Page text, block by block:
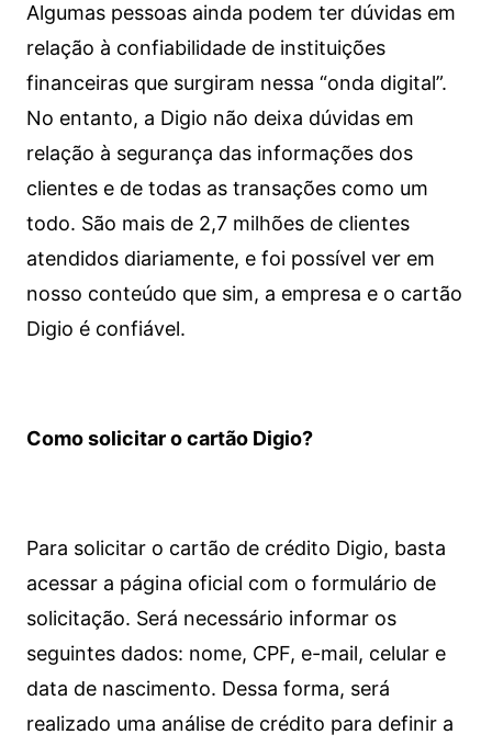
Algumas pessoas ainda podem ter dúvidas em
relação à confiabilidade de instituições
financeiras que surgiram nessa “onda digital”.
No entanto, a Digio não deixa dúvidas em
relação à segurança das informações dos
clientes e de todas as transações como um
todo. São mais de 2,7 milhões de clientes
atendidos diariamente, e foi possível ver em
nosso conteúdo que sim, a empresa e o cartão
Digio é confiável.
Como solicitar o cartão Digio?
Para solicitar o cartão de crédito Digio, basta
acessar a página oficial com o formulário de
solicitação. Será necessário informar os
seguintes dados: nome, CPF, e-mail, celular e
data de nascimento. Dessa forma, será
realizado uma análise de crédito para definir a